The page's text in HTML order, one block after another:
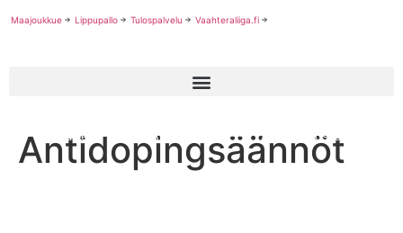
Maajoukkue Lippupallo Tulospalvelu Vaahteraliiga.fi
Antidopingsäännöt
Palvelut Antidoping — Antidopingsäännöt